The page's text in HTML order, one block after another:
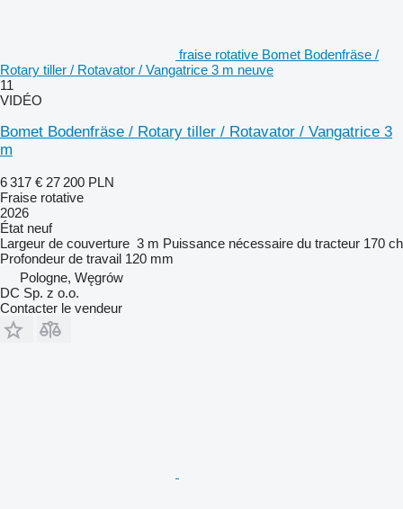
fraise rotative Bomet Bodenfräse /
Rotary tiller / Rotavator / Vangatrice 3 m neuve
11
VIDÉO
Bomet Bodenfräse / Rotary tiller / Rotavator / Vangatrice 3
m
6 317 € 27 200 PLN
Fraise rotative
2026
État neuf
Largeur de couverture 3 m Puissance nécessaire du tracteur 170 ch
Profondeur de travail 120 mm
Pologne, Węgrów
DC Sp. z o.o.
Contacter le vendeur